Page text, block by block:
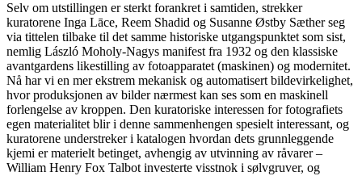
Selv om utstillingen er sterkt forankret i samtiden, strekker
kuratorene Inga Lāce, Reem Shadid og Susanne Østby Sæther seg
via tittelen tilbake til det samme historiske utgangspunktet som sist,
nemlig László Moholy-Nagys manifest fra 1932 og den klassiske
avantgardens likestilling av fotoapparatet (maskinen) og modernitet.
Nå har vi en mer ekstrem mekanisk og automatisert bildevirkelighet,
hvor produksjonen av bilder nærmest kan ses som en maskinell
forlengelse av kroppen. Den kuratoriske interessen for fotografiets
egen materialitet blir i denne sammenhengen spesielt interessant, og
kuratorene understreker i katalogen hvordan dets grunnleggende
kjemi er materielt betinget, avhengig av utvinning av råvarer –
William Henry Fox Talbot investerte visstnok i sølvgruver, og